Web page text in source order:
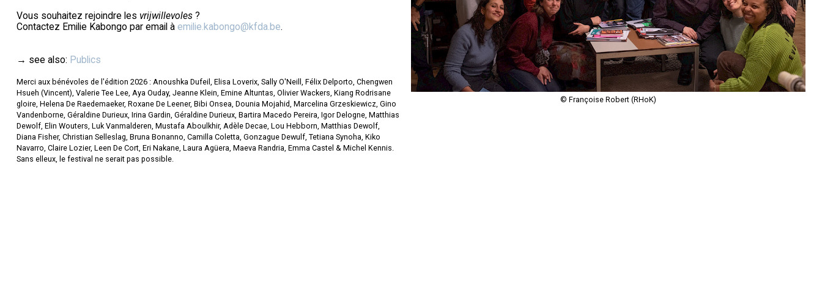
Vous souhaitez rejoindre les vrijwillevoles ?
Contactez Emilie Kabongo par email à emilie.kabongo@kfda.be.
→ see also: Publics
Merci aux bénévoles de l'édition 2026 : Anoushka Dufeil, Elisa Loverix, Sally O'Neill, Félix Delporto, Chengwen
Hsueh (Vincent), Valerie Tee Lee, Aya Ouday, Jeanne Klein, Emine Altuntas, Olivier Wackers, Kiang Rodrisane
gloire, Helena De Raedemaeker, Roxane De Leener, Bibi Onsea, Dounia Mojahid, Marcelina Grzeskiewicz, Gino
Vandenborne, Géraldine Durieux, Irina Gardin, Géraldine Durieux, Bartira Macedo Pereira, Igor Delogne, Matthias
Dewolf, Elin Wouters, Luk Vanmalderen, Mustafa Aboulkhir, Adèle Decae, Lou Hebborn, Matthias Dewolf,
Diana Fisher, Christian Selleslag, Bruna Bonanno, Camilla Coletta, Gonzague Dewulf, Tetiana Synoha, Kiko
Navarro, Claire Lozier, Leen De Cort, Eri Nakane, Laura Agüera, Maeva Randria, Emma Castel & Michel Kennis.
Sans elleux, le festival ne serait pas possible.
© Françoise Robert (RHoK)